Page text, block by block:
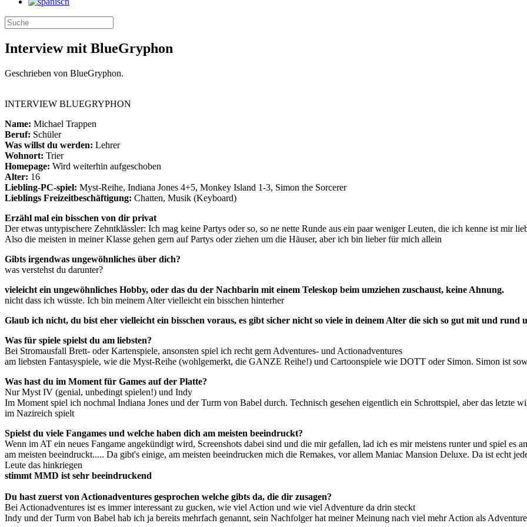
Interview mit BlueGryphon
Geschrieben von BlueGryphon.
INTERVIEW BLUEGRYPHON
Name: Michael Trappen
Beruf: Schüler
Was willst du werden: Lehrer
Wohnort: Trier
Homepage: Wird weiterhin aufgeschoben
Alter: 16
Liebling-PC-spiel: Myst-Reihe, Indiana Jones 4+5, Monkey Island 1-3, Simon the Sorcerer
Lieblings Freizeitbeschäftigung: Chatten, Musik (Keyboard)
Erzähl mal ein bisschen von dir privat
Der etwas untypischere Zehntklässler: Ich mag keine Partys oder so, so ne nette Runde aus ein paar weniger Leuten, die ich kenne ist mir
Also die meisten in meiner Klasse gehen gern auf Partys oder ziehen um die Häuser, aber ich bin lieber für mich allein
Gibts irgendwas ungewöhnliches über dich?
was verstehst du darunter?
vieleicht ein ungewöhnliches Hobby, oder das du der Nachbarin mit einem Teleskop beim umziehen zuschaust, keine Ahnung.
nicht dass ich wüsste. Ich bin meinem Alter vielleicht ein bisschen hinterher
Glaub ich nicht, du bist eher vielleicht ein bisschen voraus, es gibt sicher nicht so viele in deinem Alter die sich so gut mit und rund
Was für spiele spielst du am liebsten?
Bei Stromausfall Brett- oder Kartenspiele, ansonsten spiel ich recht gern Adventures- und Actionadventures
am liebsten Fantasyspiele, wie die Myst-Reihe (wohlgemerkt, die GANZE Reihe!) und Cartoonspiele wie DOTT oder Simon. Simon ist
Was hast du im Moment für Games auf der Platte?
Nur Myst IV (genial, unbedingt spielen!) und Indy
Im Moment spiel ich nochmal Indiana Jones und der Turm von Babel durch. Technisch gesehen eigentlich ein Schrottspiel, aber das letzte
im Nazireich spielt
Spielst du viele Fangames und welche haben dich am meisten beeindruckt?
Wenn im AT ein neues Fangame angekündigt wird, Screenshots dabei sind und die mir gefallen, lad ich es mir meistens runter und spiel es
am meisten beeindruckt..... Da gibt's einige, am meisten beeindrucken mich die Remakes, vor allem Maniac Mansion Deluxe. Da ist echt
Leute das hinkriegen
stimmt MMD ist sehr beeindruckend
Du hast zuerst von Actionadventures gesprochen welche gibts da, die dir zusagen?
Bei Actionadventures ist es immer interessant zu gucken, wie viel Action und wie viel Adventure da drin steckt
Indy und der Turm von Babel hab ich ja bereits mehrfach genannt, sein Nachfolger hat meiner Meinung nach viel mehr Action als